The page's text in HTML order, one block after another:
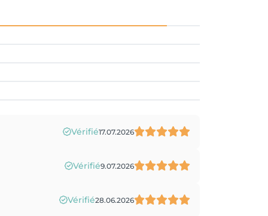
Vérifié17.07.2026
Vérifié9.07.2026
Vérifié28.06.2026